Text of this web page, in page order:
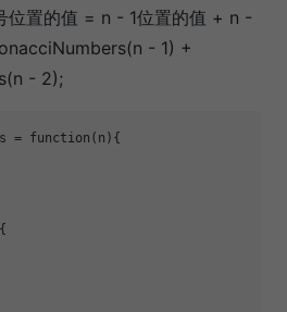
位置的值 = n - 1位置的值 + n -
- 1) +
- 2);
= function ( n )